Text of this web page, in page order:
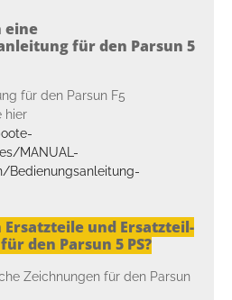
eine
für den Parsun 5
für den Parsun F5
hier
MANUAL-
Bedienungsanleitung-
und Ersatzteil-
den Parsun 5 PS?
Zeichnungen für den Parsun